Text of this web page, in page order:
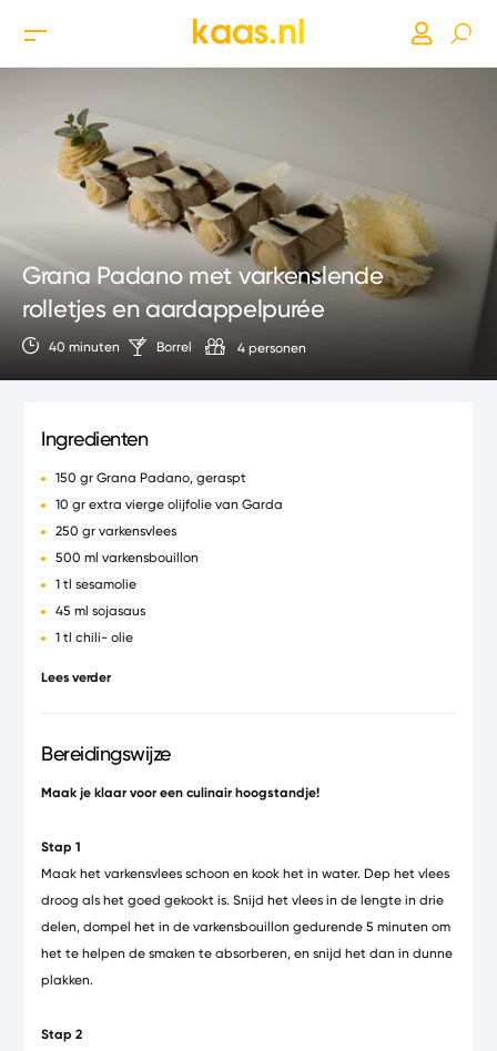
Grana Padano met varkenslende
rolletjes en aardappelpurée
40 minuten Borrel 4 personen
Ingredienten
150 gr Grana Padano, geraspt
10 gr extra vierge olijfolie van Garda
250 gr varkensvlees
500 ml varkensbouillon
1 tl sesamolie
45 ml sojasaus
1 tl chili- olie
Lees verder
Bereidingswijze
Maak je klaar voor een culinair hoogstandje!
Stap 1
Maak het varkensvlees schoon en kook het in water. Dep het vlees
droog als het goed gekookt is. Snijd het vlees in de lengte in drie
delen, dompel het in de varkensbouillon gedurende 5 minuten om
het te helpen de smaken te absorberen, en snijd het dan in dunne
plakken.
Stap 2